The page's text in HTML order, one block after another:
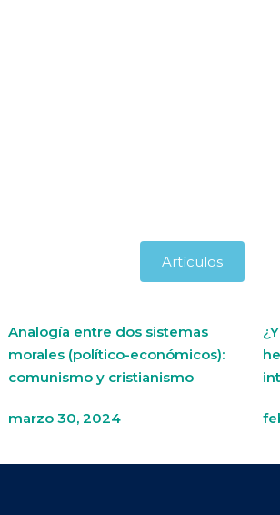
Artículos
Analogía entre dos sistemas
morales (político-económicos):
comunismo y cristianismo
marzo 30, 2024